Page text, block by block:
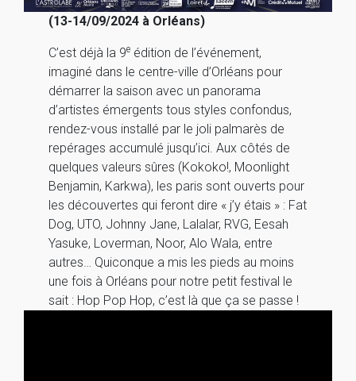
(13-14/09/2024 à Orléans)
C’est déjà la 9e édition de l’événement,
imaginé dans le centre-ville d’Orléans pour
démarrer la saison avec un panorama
d’artistes émergents tous styles confondus,
rendez-vous installé par le joli palmarès de
repérages accumulé jusqu’ici. Aux côtés de
quelques valeurs sûres (Kokoko!, Moonlight
Benjamin, Karkwa), les paris sont ouverts pour
les découvertes qui feront dire « j’y étais » : Fat
Dog, UTO, Johnny Jane, Lalalar, RVG, Eesah
Yasuke, Loverman, Noor, Alo Wala, entre
autres… Quiconque a mis les pieds au moins
une fois à Orléans pour notre petit festival le
sait : Hop Pop Hop, c’est là que ça se passe !